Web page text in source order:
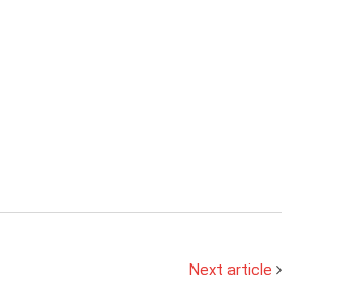
Next article